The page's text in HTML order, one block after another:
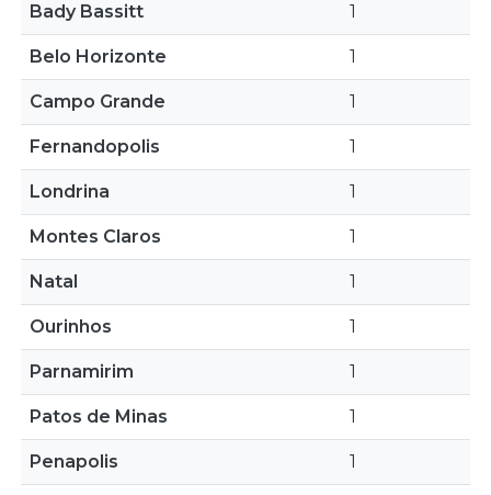
Bady Bassitt 1
Belo Horizonte 1
Campo Grande 1
Fernandopolis 1
Londrina 1
Montes Claros 1
Natal 1
Ourinhos 1
Parnamirim 1
Patos de Minas 1
Penapolis 1